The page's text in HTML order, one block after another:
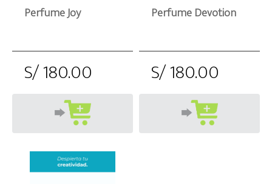
Perfume Joy
S/ 180.00
Perfume Devotion
S/ 180.00